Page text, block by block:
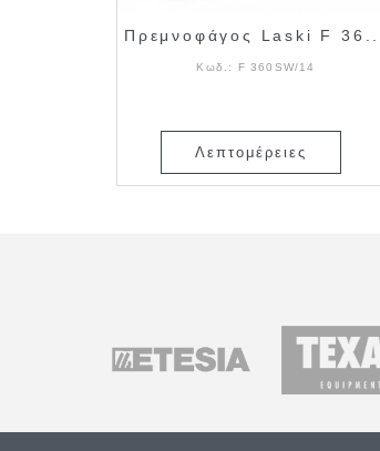
Πρεμνοφάγος Laski F 36...
Κωδ.: F 360SW/14
Λεπτομέρειες